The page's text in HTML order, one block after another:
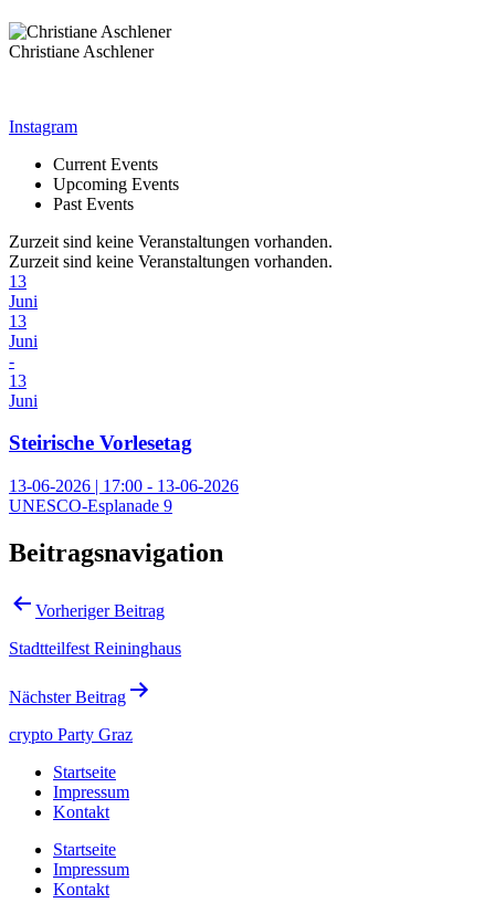
Christiane Aschlener
Instagram
Current Events
Upcoming Events
Past Events
Zurzeit sind keine Veranstaltungen vorhanden.
Zurzeit sind keine Veranstaltungen vorhanden.
13
Juni
13
Juni
-
13
Juni
Steirische Vorlesetag
13-06-2026 | 17:00 - 13-06-2026
UNESCO-Esplanade 9
Beitragsnavigation
Vorheriger Beitrag
Stadtteilfest Reininghaus
Nächster Beitrag
crypto Party Graz
Startseite
Impressum
Kontakt
Startseite
Impressum
Kontakt